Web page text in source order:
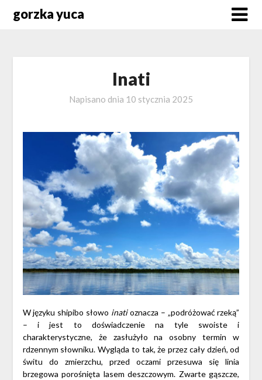
gorzka yuca
Inati
Napisano dnia 10 stycznia 2025
W języku shipibo słowo inatioznacza – „podróżować rzeką”
– i jest to doświadczenie na tyle swoiste i
charakterystyczne, że zasłużyło na osobny termin w
rdzennym słowniku. Wygląda to tak, że przez cały dzień, od
świtu do zmierzchu, przed oczami przesuwa się linia
brzegowa porośnięta lasem deszczowym. Zwarte gąszcze,